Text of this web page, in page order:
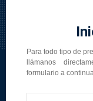
Para todo tipo de
llámanos
formulario a